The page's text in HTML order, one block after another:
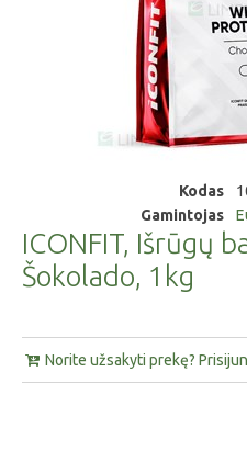
Kodas
Gamintojas
ICONFIT, Išrūgų
Šokolado, 1kg
Norite užsakyti prekę?